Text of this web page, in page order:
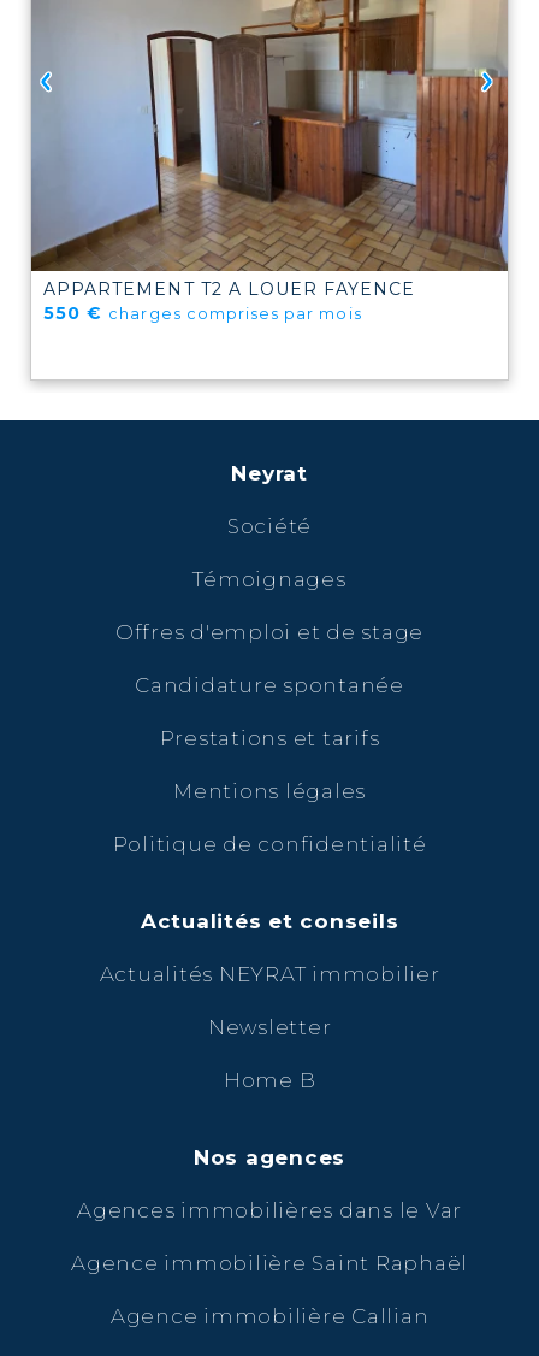
APPARTEMENT T2 A LOUER FAYENCE
550 € charges comprises par mois
Neyrat
Société
Témoignages
Offres d'emploi et de stage
Candidature spontanée
Prestations et tarifs
Mentions légales
Politique de confidentialité
Actualités et conseils
Actualités NEYRAT immobilier
Newsletter
Home B
Nos agences
Agences immobilières dans le Var
Agence immobilière Saint Raphaël
Agence immobilière Callian